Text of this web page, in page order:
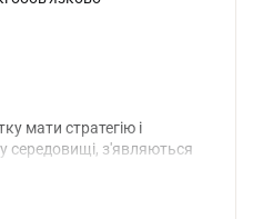
мати стратегію і
середовищі, з'являються